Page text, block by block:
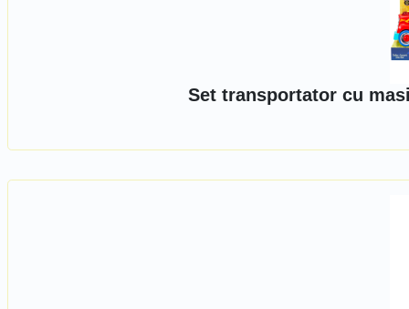
Set transportator cu